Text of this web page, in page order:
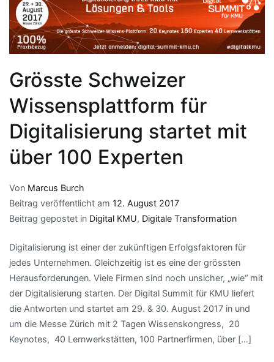
Grösste Schweizer
Wissensplattform für
Digitalisierung startet mit
über 100 Experten
Von Marcus Burch
Beitrag veröffentlicht am 12. August 2017
Beitrag gepostet in Digital KMU, Digitale Transformation
Digitalisierung ist einer der zukünftigen Erfolgsfaktoren für
jedes Unternehmen. Gleichzeitig ist es eine der grössten
Herausforderungen. Viele Firmen sind noch unsicher, „wie“ mit
der Digitalisierung starten. Der Digital Summit für KMU liefert
die Antworten und startet am 29. & 30. August 2017 in und
um die Messe Zürich mit 2 Tagen Wissenskongress, 20
Keynotes, 40 Lernwerkstätten, 100 Partnerfirmen, über […]